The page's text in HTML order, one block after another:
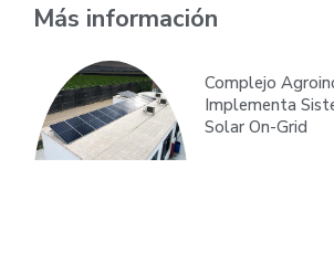
Más información
Complejo
Implementa
Solar On-Grid